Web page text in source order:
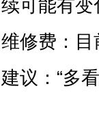
续可能有变
维修费：
建议：“多